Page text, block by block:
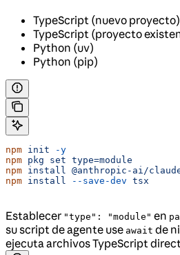
TypeScript (nuevo proyecto)
TypeScript (proyecto
Python (uv)
Python (pip)
npm init -y
npm pkg set type=module
npm install
@anthropic-ai/
npm install --save-dev tsx
Establecer "type": "module" en
su script de agente use await de
ejecuta archivos TypeScript